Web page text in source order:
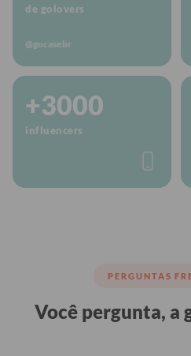
de golovers
@gocasebr
+3000
influencers
PERGUNTAS
Você pergunta, a